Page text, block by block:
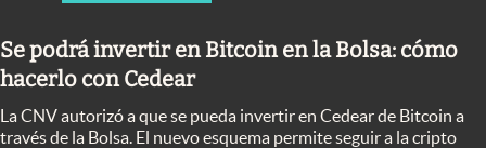
Columnistas
Otras secciones
Apertura
Se podrá invertir en Bitcoin en la Bolsa: cómo
hacerlo con Cedear
La CNV autorizó a que se pueda invertir en Cedear de Bitcoin a
través de la Bolsa. El nuevo esquema permite seguir a la cripto